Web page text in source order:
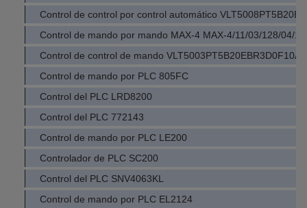
Control de control por control automático
Control de mando por mando MAX-4 MAX-4/11/03/128/04/1/
Control de control de mando
Control de mando por PLC 805FC
Control del PLC LRD8200
Control del PLC 772143
Control de mando por PLC LE200
Controlador de PLC SC200
Control del PLC SNV4063KL
Control de mando por PLC EL2124